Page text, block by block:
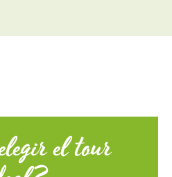
el tour